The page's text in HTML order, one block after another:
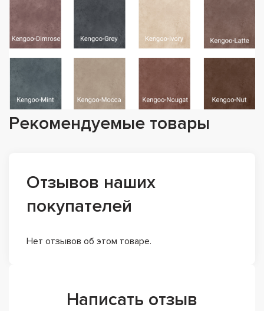
Рекомендуемые товары
Отзывов наших
покупателей
Нет отзывов об этом товаре.
Написать отзыв